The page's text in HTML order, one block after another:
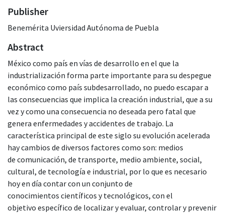
Publisher
Benemérita Uviersidad Autónoma de Puebla
Abstract
México como país en vías de desarrollo en el que la
industrialización forma parte importante para su despegue
económico como país subdesarrollado, no puedo escapar a
las consecuencias que implica la creación industrial, que a su
vez y como una consecuencia no deseada pero fatal que
genera enfermedades y accidentes de trabajo. La
característica principal de este siglo su evolución acelerada
hay cambios de diversos factores como son: medios
de comunicación, de transporte, medio ambiente, social,
cultural, de tecnología e industrial, por lo que es necesario
hoy en día contar con un conjunto de
conocimientos científicos y tecnológicos, con el
objetivo específico de localizar y evaluar, controlar y prevenir